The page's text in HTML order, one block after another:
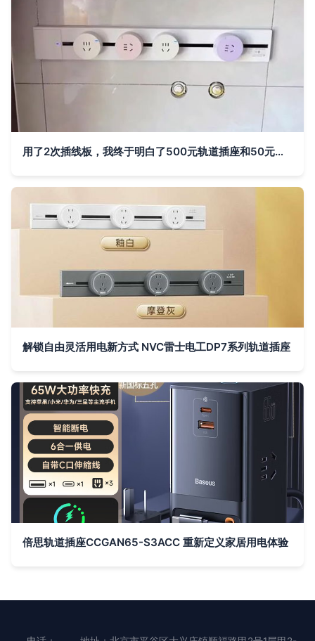
用了2次插线板，我终于明白了500元轨道插座和50元面板插座的区别
解锁自由灵活用电新方式 NVC雷士电工DP7系列轨道插座
倍思轨道插座CCGAN65-S3ACC 重新定义家居用电体验